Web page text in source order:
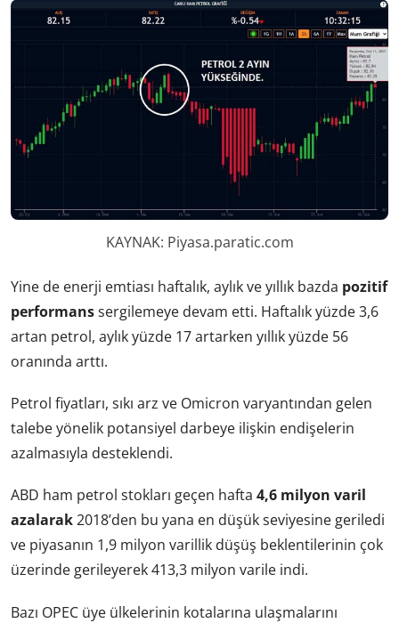
KAYNAK: Piyasa.paratic.com
Yine de enerji emtiası haftalık, aylık ve yıllık bazda pozitif
performanssergilemeye devam etti. Haftalık yüzde 3,6
artan petrol, aylık yüzde 17 artarken yıllık yüzde 56
oranında arttı.
Petrol fiyatları, sıkı arz ve Omicron varyantından gelen
talebe yönelik potansiyel darbeye ilişkin endişelerin
azalmasıyla desteklendi.
ABD ham petrol stokları geçen hafta 4,6 milyon varil
azalarak2018’den bu yana en düşük seviyesine geriledi
ve piyasanın 1,9 milyon varillik düşüş beklentilerinin çok
üzerinde gerileyerek 413,3 milyon varile indi.
Bazı OPEC üye ülkelerinin kotalarına ulaşmalarını